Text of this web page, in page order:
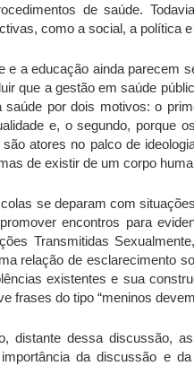
de saúde.
como a social, a política
e a educação ainda parecem
que a gestão em saúde
saúde por dois motivos: o
e, o segundo, porque
são atores no palco de
de existir de um corpo
se deparam com
encontros para
Transmitidas
relação de esclarecimento
existentes e sua
frases do tipo “meninos
distante dessa discussão,
da discussão e